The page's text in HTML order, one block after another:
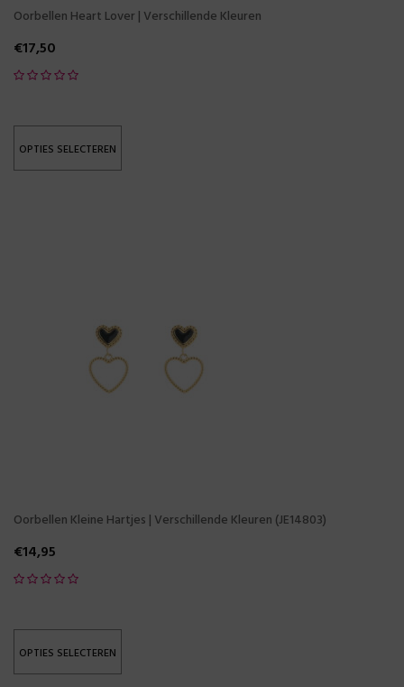
Oorbellen Heart Lover | Verschillende Kleuren
€17,50
OPTIES SELECTEREN
Oorbellen Kleine Hartjes | Verschillende Kleuren (JE14803)
€14,95
OPTIES SELECTEREN